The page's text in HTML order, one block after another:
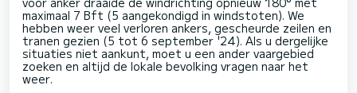
maximaal 7 Bft (5 aangekondigd in windstoten). We
hebben weer veel verloren ankers, gescheurde zeilen en
tranen gezien (5 tot 6 september '24). Als u dergelijke
situaties niet aankunt, moet u een ander vaargebied
zoeken en altijd de lokale bevolking vragen naar het